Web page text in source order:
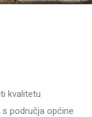
kvalitetu
područja općine